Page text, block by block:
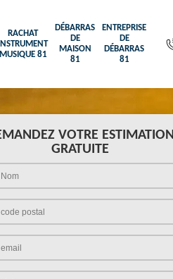
RACHAT
INSTRUMENT
MUSIQUE 81
DÉBARRAS
DE
MAISON
81
ENTREPRISE
DE
DÉBARRAS
81
VOTRE ESTIMATION
GRATUITE